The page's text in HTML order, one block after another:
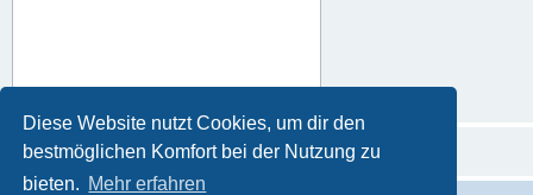
Diese Website nutzt Cookies, um dir den
bestmöglichen Komfort bei der Nutzung zu
bieten. Mehr erfahren